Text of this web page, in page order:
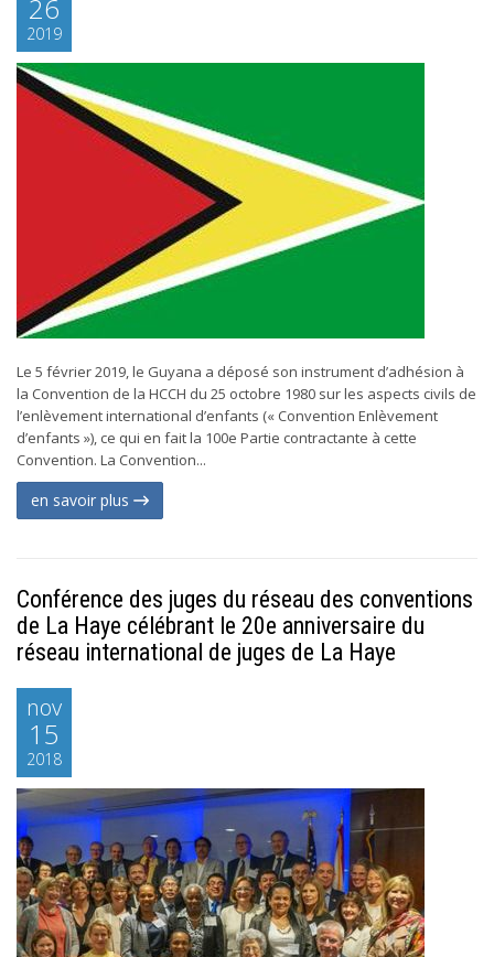
26
2019
Le 5 février 2019, le Guyana a déposé son instrument d’adhésion à
la Convention de la HCCH du 25 octobre 1980 sur les aspects civils de
l’enlèvement international d’enfants (« Convention Enlèvement
d’enfants »), ce qui en fait la 100e Partie contractante à cette
Convention. La Convention...
en savoir plus
Conférence des juges du réseau des conventions
de La Haye célébrant le 20e anniversaire du
réseau international de juges de La Haye
nov
15
2018